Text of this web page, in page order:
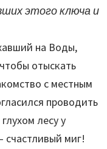
этого ключа и
на Воды,
отыскать
с местным
проводить
лесу у
миг!